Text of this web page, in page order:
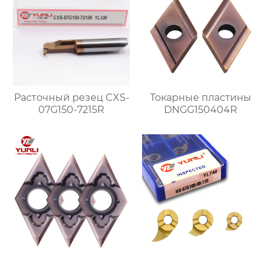
Расточный резец CXS-
07G150-7215R
Токарные пластины
DNGG150404R